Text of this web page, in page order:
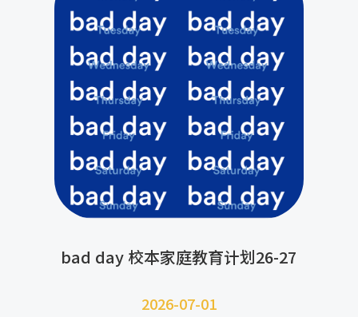
bad day 校本家庭教育计划26-27
2026-07-01